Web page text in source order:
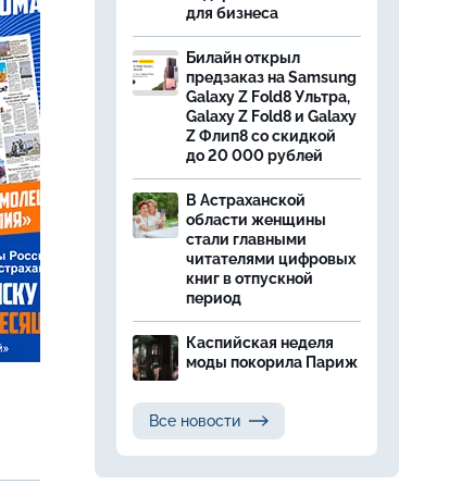
для бизнеса
Билайн открыл
предзаказ на Samsung
Galaxy Z Fold8 Ультра,
Galaxy Z Fold8 и Galaxy
Z Флип8 со скидкой
до 20 000 рублей
В Астраханской
области женщины
стали главными
читателями цифровых
книг в отпускной
период
Каспийская неделя
моды покорила Париж
Все новости